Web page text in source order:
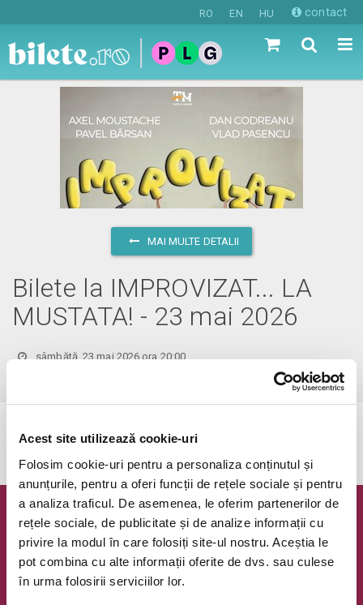
Acest site utilizează cookie-uri
Folosim cookie-uri pentru a personaliza conținutul și
anunțurile, pentru a oferi funcții de rețele sociale și pentru
a analiza traficul. De asemenea, le oferim partenerilor de
rețele sociale, de publicitate și de analize informații cu
privire la modul în care folosiți site-ul nostru. Aceștia le
pot combina cu alte informații oferite de dvs. sau culese
în urma folosirii serviciilor lor.
RO EN HU contact
MAI MULTE DETALII
Bilete la IMPROVIZAT... LA
MUSTATA! - 23 mai 2026
sâmbătă, 23 mai 2026 ora 20:00
Evenimentul a expirat.
Newsletter @ Bilete.ro
Oferte exclusive si o editie saptamanala cu cele mai noi
evenimente.